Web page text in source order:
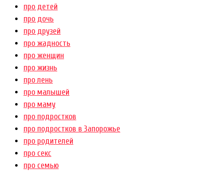
про детей
про дочь
про друзей
про жадность
про женщин
про жизнь
про лень
про малышей
про маму
про подростков
про подростков в Запорожье
про родителей
про секс
про семью